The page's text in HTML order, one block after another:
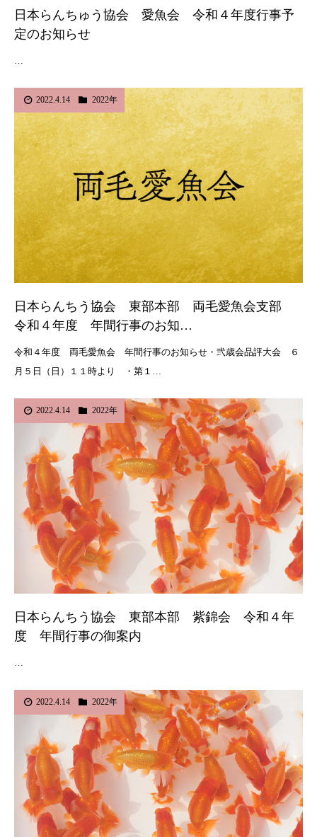
日本らんちゅう協会 愛魚会 令和４年度行事予
定のお知らせ
2022.4.14 2022年
日本らんちう協会 東部本部 両毛愛魚会支部
令和４年度 年間行事のお知…
令和４年度 両毛愛魚会 年間行事のお知らせ・弐歳会品評大会 ６
月５日（日）１１時より ・第１…
2022.4.14 2022年
日本らんちう協会 東部本部 紫錦会 令和４年
度 年間行事の御案内
2022.4.14 2022年